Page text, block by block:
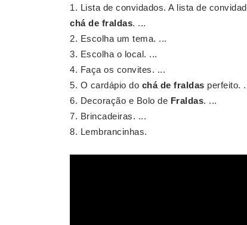
Lista de convidados. A lista de
chá de fraldas. ...
Escolha um tema. ...
Escolha o local. ...
Faça os convites. ...
O cardápio do chá de fraldas perfeito.
Decoração e Bolo de Fraldas. ...
Brincadeiras. ...
Lembrancinhas.